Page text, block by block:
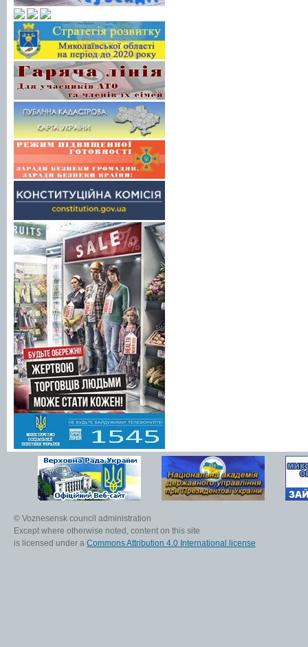
© Voznesensk council administration
Except where otherwise noted, content on this site
is licensed under a Commons Attribution 4.0 International license